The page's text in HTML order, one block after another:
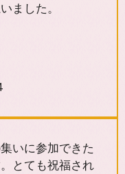
ました。
いに参加できた
とても祝福され